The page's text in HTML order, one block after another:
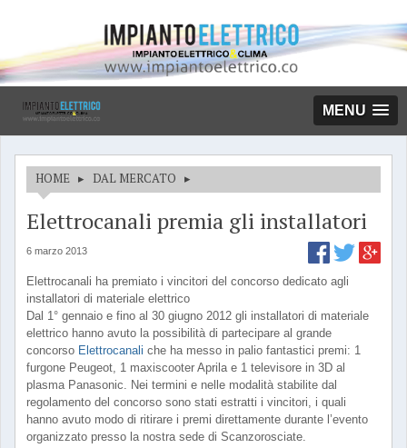
MENU
HOME ▸ DAL MERCATO ▸
Elettrocanali premia gli installatori
6 marzo 2013
Elettrocanali ha premiato i vincitori del concorso dedicato agli
installatori di materiale elettrico
Dal 1° gennaio e fino al 30 giugno 2012 gli installatori di materiale
elettrico hanno avuto la possibilità di partecipare al grande
concorso Elettrocanali che ha messo in palio fantastici premi: 1
furgone Peugeot, 1 maxiscooter Aprila e 1 televisore in 3D al
plasma Panasonic. Nei termini e nelle modalità stabilite dal
regolamento del concorso sono stati estratti i vincitori, i quali
hanno avuto modo di ritirare i premi direttamente durante l’evento
organizzato presso la nostra sede di Scanzorosciate.